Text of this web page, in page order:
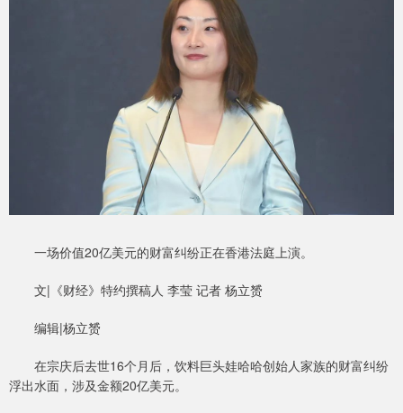
一场价值20亿美元的财富纠纷正在香港法庭上演。
文|《财经》特约撰稿人 李莹 记者 杨立赟
编辑|杨立赟
在宗庆后去世16个月后，饮料巨头娃哈哈创始人家族的财富纠纷
浮出水面，涉及金额20亿美元。